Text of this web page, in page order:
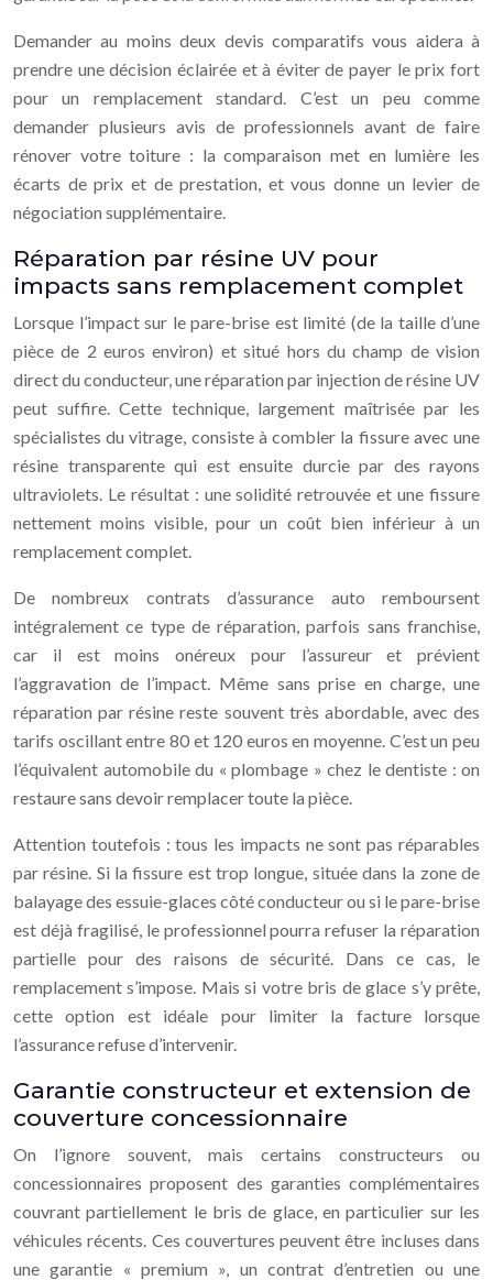
Demander au moins deux devis comparatifs vous aidera à
prendre une décision éclairée et à éviter de payer le prix fort
pour un remplacement standard. C’est un peu comme
demander plusieurs avis de professionnels avant de faire
rénover votre toiture : la comparaison met en lumière les
écarts de prix et de prestation, et vous donne un levier de
négociation supplémentaire.
Réparation par résine UV pour
impacts sans remplacement complet
Lorsque l’impact sur le pare-brise est limité (de la taille d’une
pièce de 2 euros environ) et situé hors du champ de vision
direct du conducteur, une réparation par injection de résine UV
peut suffire. Cette technique, largement maîtrisée par les
spécialistes du vitrage, consiste à combler la fissure avec une
résine transparente qui est ensuite durcie par des rayons
ultraviolets. Le résultat : une solidité retrouvée et une fissure
nettement moins visible, pour un coût bien inférieur à un
remplacement complet.
De nombreux contrats d’assurance auto remboursent
intégralement ce type de réparation, parfois sans franchise,
car il est moins onéreux pour l’assureur et prévient
l’aggravation de l’impact. Même sans prise en charge, une
réparation par résine reste souvent très abordable, avec des
tarifs oscillant entre 80 et 120 euros en moyenne. C’est un peu
l’équivalent automobile du « plombage » chez le dentiste : on
restaure sans devoir remplacer toute la pièce.
Attention toutefois : tous les impacts ne sont pas réparables
par résine. Si la fissure est trop longue, située dans la zone de
balayage des essuie-glaces côté conducteur ou si le pare-brise
est déjà fragilisé, le professionnel pourra refuser la réparation
partielle pour des raisons de sécurité. Dans ce cas, le
remplacement s’impose. Mais si votre bris de glace s’y prête,
cette option est idéale pour limiter la facture lorsque
l’assurance refuse d’intervenir.
Garantie constructeur et extension de
couverture concessionnaire
On l’ignore souvent, mais certains constructeurs ou
concessionnaires proposent des garanties complémentaires
couvrant partiellement le bris de glace, en particulier sur les
véhicules récents. Ces couvertures peuvent être incluses dans
une garantie « premium », un contrat d’entretien ou une